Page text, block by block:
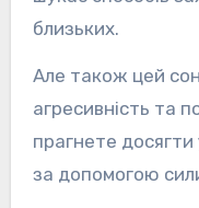
близьких.
Але також цей
агресивність та
прагнете досягти
за допомогою